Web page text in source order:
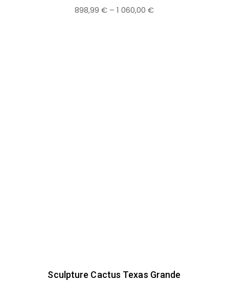
898,99 €– 1 060,00 €
Sculpture Cactus Texas Grande